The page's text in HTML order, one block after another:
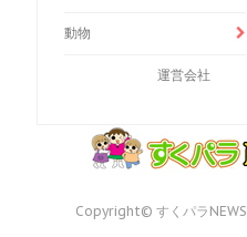
動物
運営会社
Copyright© すくパラ